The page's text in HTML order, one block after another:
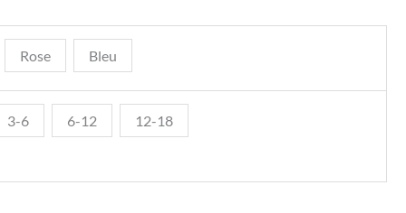
Rose Bleu
3-6 6-12 12-18